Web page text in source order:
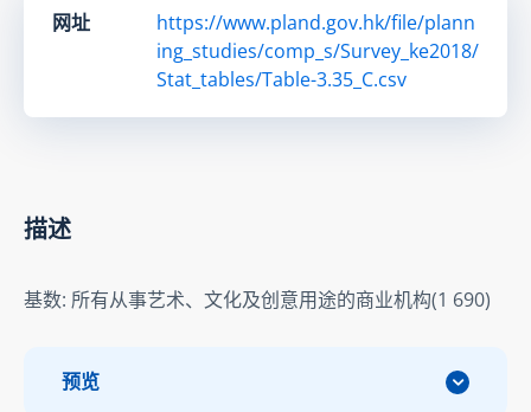
网址
https://www.pland.gov.hk/file/plann
ing_studies/comp_s/Survey_ke2018/
Stat_tables/Table-3.35_C.csv
描述
基数: 所有从事艺术、文化及创意用途的商业机构(1 690)
预览